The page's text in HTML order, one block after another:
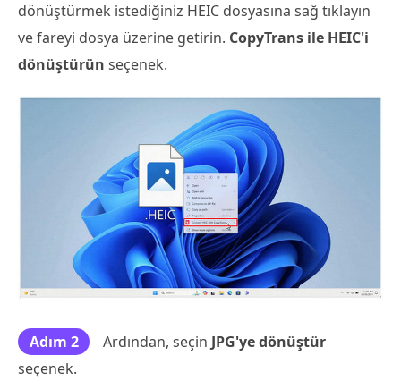
dönüştürmek istediğiniz HEIC dosyasına sağ tıklayın
ve fareyi dosya üzerine getirin. CopyTrans ile HEIC'i
dönüştürün seçenek.
Adım 2 Ardından, seçin JPG'ye dönüştür
seçenek.